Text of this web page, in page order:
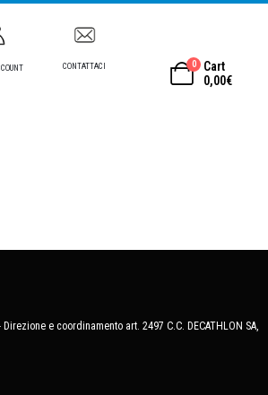
CONTATTACI 0
Cart
0,00€
e coordinamento art. 2497 C.C. DECATHLON SA,